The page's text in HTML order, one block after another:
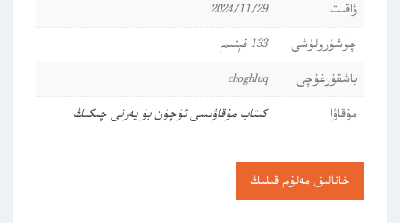
ۋاقىت
2024/11/29
چۈشۈرۈلۈشى
133 قېتىم
باشقۇرغۇچى
choghluq
مۇقاۋا
كىتاب مۇقاۋىسى ئۈچۈن بۇ يەرنى چىكىڭ
خاتالىق مەلۇم قىلىڭ